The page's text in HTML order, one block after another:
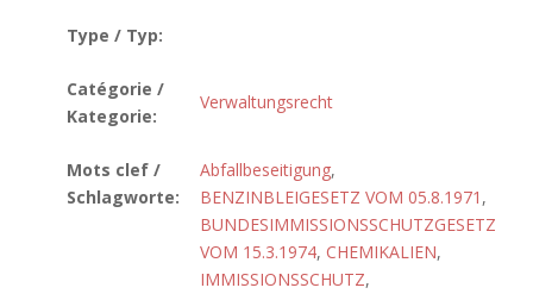
Type / Typ:
Catégorie /
Kategorie:
Verwaltungsrecht
Mots clef /
Schlagworte:
Abfallbeseitigung,
BENZINBLEIGESETZ VOM 05.8.1971 ,
BUNDESIMMISSIONSSCHUTZGESETZ
VOM 15.3.1974, CHEMIKALIEN,
IMMISSIONSSCHUTZ,